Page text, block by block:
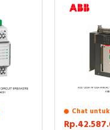
Chat